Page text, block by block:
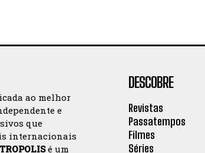
ao melhor
e
que
internacionais
é um
DESCOBRE
Revistas
Passatempos
Filmes
Séries